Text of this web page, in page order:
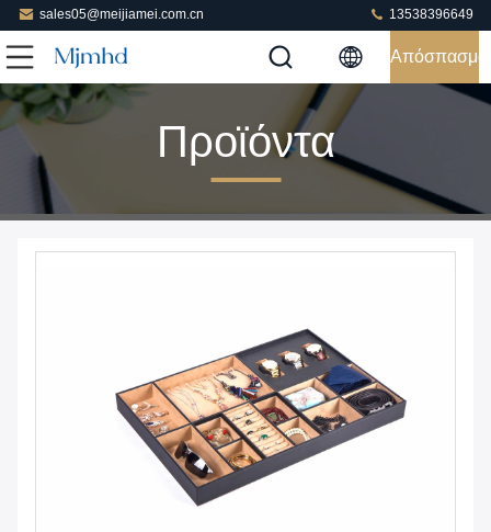
sales05@meijiamei.com.cn 13538396649
Απόσπασμα
Προϊόντα